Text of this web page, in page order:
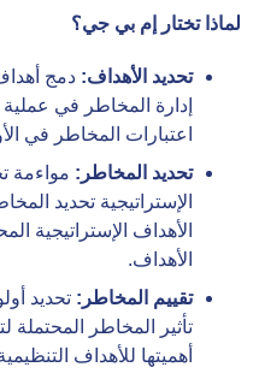
لماذا تختار إم بي جي؟
تحديد الأهداف: دمج
إدارة المخاطر في
اعتبارات المخاطر في
تحديد المخاطر: مواءمة
الإستراتيجية تحديد
الأهداف الإستراتيجية
الأهداف.
تقييم المخاطر: تحديد
تأثير المخاطر المحتملة
أهميتها للأهداف